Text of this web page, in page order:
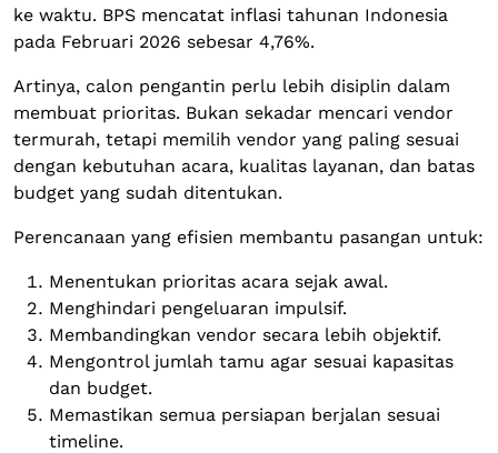
ke waktu. BPS mencatat inflasi tahunan Indonesia
pada Februari 2026 sebesar 4,76%.
Artinya, calon pengantin perlu lebih disiplin dalam
membuat prioritas. Bukan sekadar mencari vendor
termurah, tetapi memilih vendor yang paling sesuai
dengan kebutuhan acara, kualitas layanan, dan batas
budget yang sudah ditentukan.
Perencanaan yang efisien membantu pasangan untuk:
Menentukan prioritas acara sejak awal.
Menghindari pengeluaran impulsif.
Membandingkan vendor secara lebih objektif.
Mengontrol jumlah tamu agar sesuai kapasitas
dan budget.
Memastikan semua persiapan berjalan sesuai
timeline.